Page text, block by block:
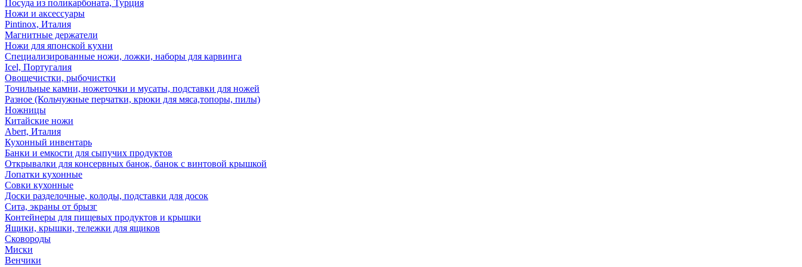
Посуда из поликарбоната, Турция
Ножи и аксессуары
Pintinox, Италия
Магнитные держатели
Ножи для японской кухни
Специализированные ножи, ложки, наборы для карвинга
Icel, Португалия
Овощечистки, рыбочистки
Точильные камни, ножеточки и мусаты, подставки для ножей
Разное (Кольчужные перчатки, крюки для мяса,топоры, пилы)
Ножницы
Китайские ножи
Abert, Италия
Кухонный инвентарь
Банки и емкости для сыпучих продуктов
Открывалки для консервных банок, банок с винтовой крышкой
Лопатки кухонные
Совки кухонные
Доски разделочные, колоды, подставки для досок
Сита, экраны от брызг
Контейнеры для пищевых продуктов и крышки
Ящики, крышки, тележки для ящиков
Сковороды
Миски
Венчики